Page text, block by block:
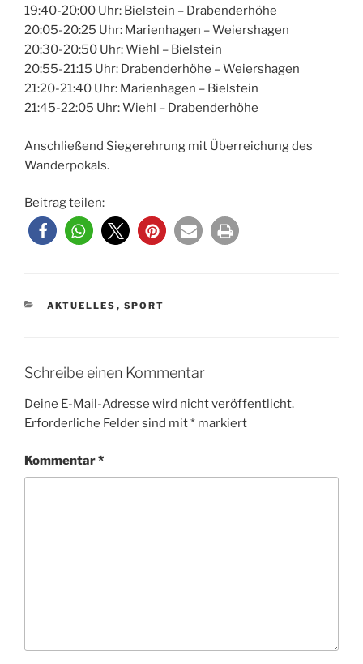
19:40-20:00 Uhr: Bielstein – Drabenderhöhe
20:05-20:25 Uhr: Marienhagen – Weiershagen
20:30-20:50 Uhr: Wiehl – Bielstein
20:55-21:15 Uhr: Drabenderhöhe – Weiershagen
21:20-21:40 Uhr: Marienhagen – Bielstein
21:45-22:05 Uhr: Wiehl – Drabenderhöhe
Anschließend Siegerehrung mit Überreichung des
Wanderpokals.
Beitrag teilen:
KATEGORIEN
AKTUELLES , SPORT
Schreibe einen Kommentar
Deine E-Mail-Adresse wird nicht veröffentlicht.
Erforderliche Felder sind mit* markiert
Kommentar*